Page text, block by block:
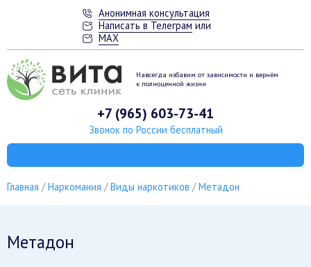
Анонимная консультация
Написать в Телеграм или
MAX
Навсегда избавим от зависимости и вернём
к полноценной жизни
+7 (965) 603-73-41
Звонок по России бесплатный
Главная Наркомания Виды наркотиков Метадон
Метадон